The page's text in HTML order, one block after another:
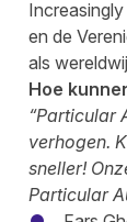
en de
als
Hoe
“Particular
verhogen.
sneller!
Particular